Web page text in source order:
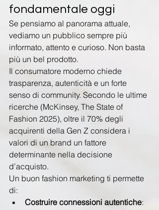
fondamentale oggi
Se pensiamo al panorama attuale,
vediamo un pubblico sempre più
informato, attento e curioso. Non basta
più un bel prodotto.
Il consumatore moderno chiede
trasparenza, autenticità e un forte
senso di community. Secondo le ultime
ricerche (McKinsey, The State of
Fashion 2025), oltre il 70% degli
acquirenti della Gen Z considera i
valori di un brand un fattore
determinante nella decisione
d’acquisto.
Un buon fashion marketing ti permette
di:
Costruire connessioni autentiche: